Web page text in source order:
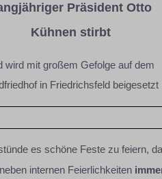
Präsident Otto
Kühnen stirbt
wird mit großem Gefolge auf dem
in Friedrichsfeld beigesetzt
es schöne Feste zu feiern, da
internen Feierlichkeiten